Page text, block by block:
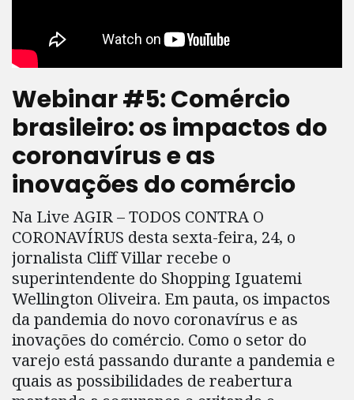
Webinar #5: Comércio
brasileiro: os impactos do
coronavírus e as
inovações do comércio
Na Live AGIR – TODOS CONTRA O
CORONAVÍRUS desta sexta-feira, 24, o
jornalista Cliff Villar recebe o
superintendente do Shopping Iguatemi
Wellington Oliveira. Em pauta, os impactos
da pandemia do novo coronavírus e as
inovações do comércio. Como o setor do
varejo está passando durante a pandemia e
quais as possibilidades de reabertura